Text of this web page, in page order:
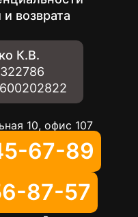
возврата
К.В.
10, офис 107
67-89
87-57